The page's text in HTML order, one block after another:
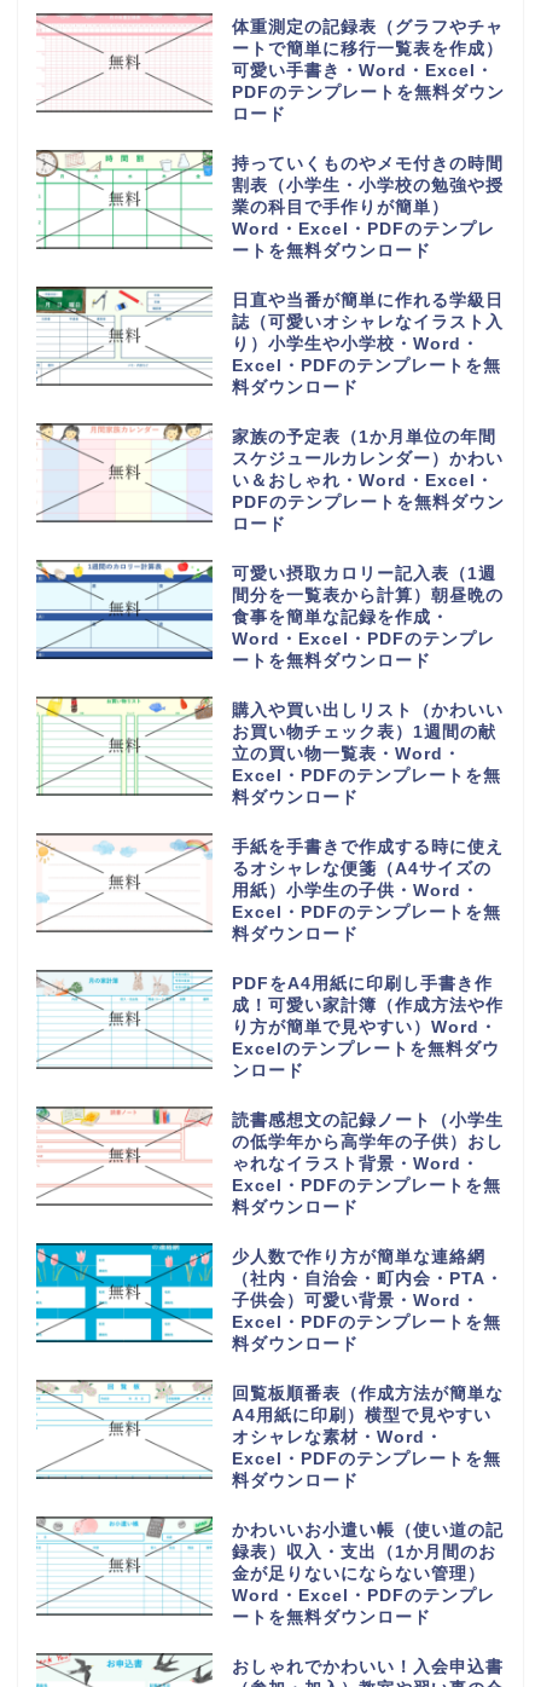
体重測定の記録表（グラフやチャ
ートで簡単に移行一覧表を作成）
可愛い手書き・Word・Excel・
PDFのテンプレートを無料ダウン
ロード
持っていくものやメモ付きの時間
割表（小学生・小学校の勉強や授
業の科目で手作りが簡単）
Word・Excel・PDFのテンプレ
ートを無料ダウンロード
日直や当番が簡単に作れる学級日
誌（可愛いオシャレなイラスト入
り）小学生や小学校・Word・
Excel・PDFのテンプレートを無
料ダウンロード
家族の予定表（1か月単位の年間
スケジュールカレンダー）かわい
い＆おしゃれ・Word・Excel・
PDFのテンプレートを無料ダウン
ロード
可愛い摂取カロリー記入表（1週
間分を一覧表から計算）朝昼晩の
食事を簡単な記録を作成・
Word・Excel・PDFのテンプレ
ートを無料ダウンロード
購入や買い出しリスト（かわいい
お買い物チェック表）1週間の献
立の買い物一覧表・Word・
Excel・PDFのテンプレートを無
料ダウンロード
手紙を手書きで作成する時に使え
るオシャレな便箋（A4サイズの
用紙）小学生の子供・Word・
Excel・PDFのテンプレートを無
料ダウンロード
PDFをA4用紙に印刷し手書き作
成！可愛い家計簿（作成方法や作
り方が簡単で見やすい）Word・
Excelのテンプレートを無料ダウ
ンロード
読書感想文の記録ノート（小学生
の低学年から高学年の子供）おし
ゃれなイラスト背景・Word・
Excel・PDFのテンプレートを無
料ダウンロード
少人数で作り方が簡単な連絡網
（社内・自治会・町内会・PTA・
子供会）可愛い背景・Word・
Excel・PDFのテンプレートを無
料ダウンロード
回覧板順番表（作成方法が簡単な
A4用紙に印刷）横型で見やすい
オシャレな素材・Word・
Excel・PDFのテンプレートを無
料ダウンロード
かわいいお小遣い帳（使い道の記
録表）収入・支出（1か月間のお
金が足りないにならない管理）
Word・Excel・PDFのテンプレ
ートを無料ダウンロード
おしゃれでかわいい！入会申込書